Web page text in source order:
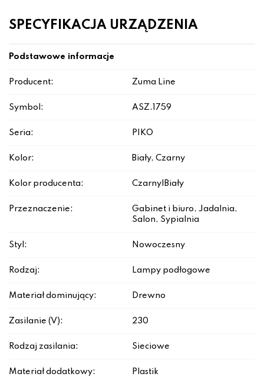
SPECYFIKACJA URZĄDZENIA
Podstawowe informacje
Producent: Zuma Line
Symbol: ASZ.1759
Seria: PIKO
Kolor: Biały, Czarny
Kolor producenta: Czarny|Biały
Przeznaczenie:
Gabinet i biuro, Jadalnia,
Salon, Sypialnia
Styl: Nowoczesny
Rodzaj: Lampy podłogowe
Materiał dominujący: Drewno
Zasilanie (V): 230
Rodzaj zasilania: Sieciowe
Materiał dodatkowy: Plastik